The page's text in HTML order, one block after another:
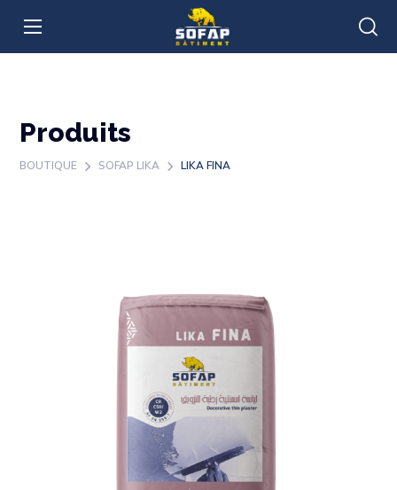
Produits
BOUTIQUE SOFAP LIKA LIKA FINA